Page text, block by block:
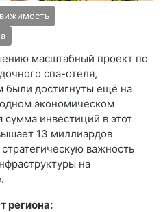
масштабный проект по
спа-отеля,
были достигнуты ещё на
экономическом
инвестиций в этот
13 миллиардов
важность
на
региона: